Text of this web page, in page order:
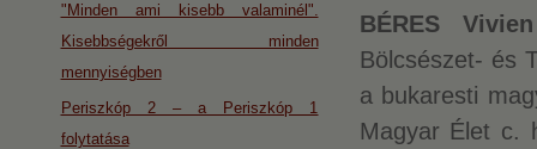
BÉRES Vivien
Bölcsészet- és
a bukaresti
Magyar Élet c.
"Minden ami kisebb valaminél".
Kisebbségekről minden
mennyiségben
Periszkóp 2 – a Periszkóp 1
folytatása